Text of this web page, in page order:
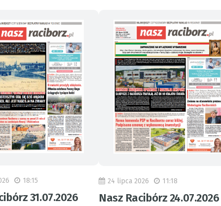
18:15
31.07.2026
24 lipca 2026 11:18
Nasz Racibórz 24.07.2026